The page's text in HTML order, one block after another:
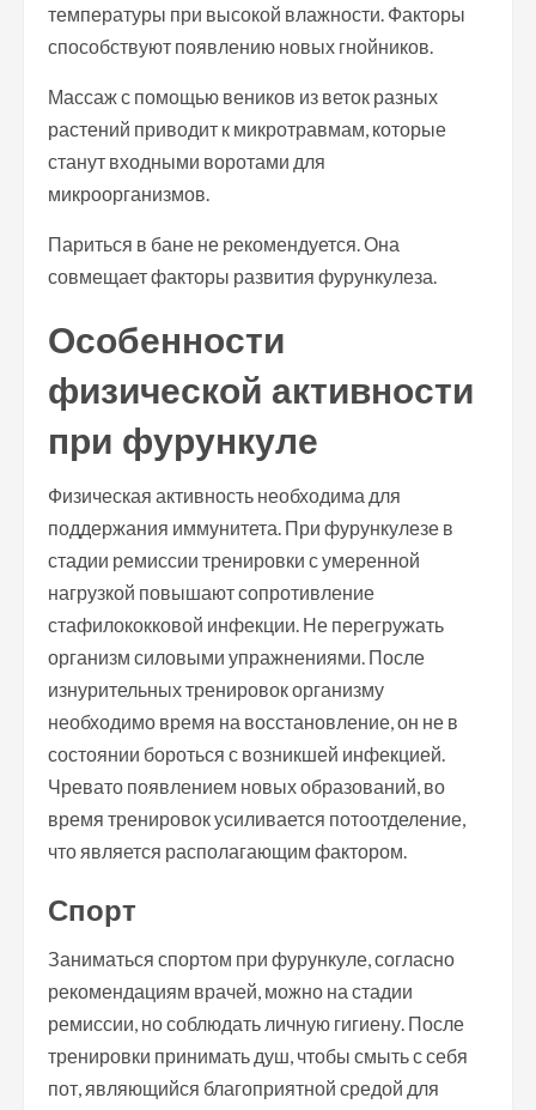
температуры при высокой влажности. Факторы
способствуют появлению новых гнойников.
Массаж с помощью веников из веток разных
растений приводит к микротравмам, которые
станут входными воротами для
микроорганизмов.
Париться в бане не рекомендуется. Она
совмещает факторы развития фурункулеза.
Особенности
физической активности
при фурункуле
Физическая активность необходима для
поддержания иммунитета. При фурункулезе в
стадии ремиссии тренировки с умеренной
нагрузкой повышают сопротивление
стафилококковой инфекции. Не перегружать
организм силовыми упражнениями. После
изнурительных тренировок организму
необходимо время на восстановление, он не в
состоянии бороться с возникшей инфекцией.
Чревато появлением новых образований, во
время тренировок усиливается потоотделение,
что является располагающим фактором.
Спорт
Заниматься спортом при фурункуле, согласно
рекомендациям врачей, можно на стадии
ремиссии, но соблюдать личную гигиену. После
тренировки принимать душ, чтобы смыть с себя
пот, являющийся благоприятной средой для